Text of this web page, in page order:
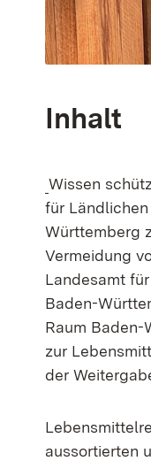
Inhalt
Wissen
für
Württemberg
Vermeidung
Landesamt
Baden-
Raum
zur
der
aussortierten